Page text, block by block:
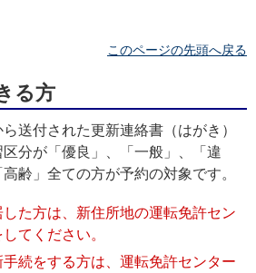
このページの先頭へ戻る
る方
送付された更新連絡書（はがき）
分が「優良」、「一般」、「違
齢」全ての方が予約の対象です。
た方は、新住所地の運転免許セン
てください。
続をする方は、運転免許センター